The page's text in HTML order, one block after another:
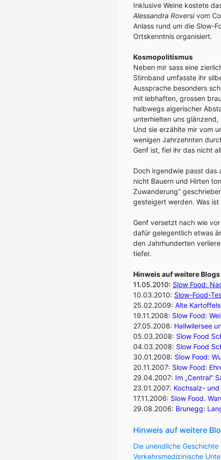
Inklusive Weine kostete
Alessandra Roversivom
Anlass rund um die Slow-
Ortskenntnis organisiert.
Kosmopolitismus
Neben mir sass eine
Stirnband umfasste ihr
Aussprache besonders
mit lebhaften, grossen
halbwegs algerischer
unterhielten uns
Und sie erzählte mir vom
wenigen Jahrzehnten
Genf ist, fiel ihr das nicht
Doch irgendwie passt das
nicht Bauern und Hirten
Zuwanderung“
gesteigert werden. Was ist
Genf versetzt nach wie
dafür gelegentlich etwas
den Jahrhunderten
tiefer.
Hinweis auf weitere
11.05.2010: Slow Food:
10.03.2010: Slow-Food-
25.02.2009: Alte
19.11.2008: Slow Food:
27.05.2008: Hallwilersee
05.03.2008: Slow Food
04.03.2008: Slow Food
30.01.2008: Slow Food:
20.11.2007: Slow Food:
29.04.2007: Im „Central“
23.01.2007: Kochsalz-
17.11.2006: Slow Food.
29.08.2006: Brunegg:
Hinweis auf weitere
Die unendliche
Verkehrsmedizinische